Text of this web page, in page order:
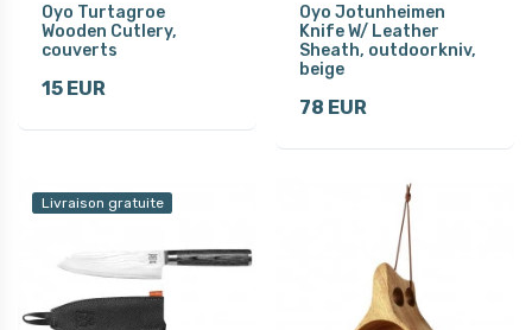
Oyo Turtagroe
Wooden Cutlery,
couverts
15 EUR
Oyo Jotunheimen
Knife W/ Leather
Sheath, outdoorkniv,
beige
78 EUR
Livraison gratuite